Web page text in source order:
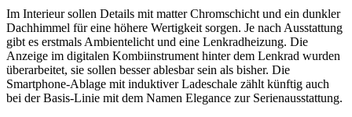
Im Interieur sollen Details mit matter Chromschicht und ein dunkler
Dachhimmel für eine höhere Wertigkeit sorgen. Je nach Ausstattung
gibt es erstmals Ambientelicht und eine Lenkradheizung. Die
Anzeige im digitalen Kombiinstrument hinter dem Lenkrad wurden
überarbeitet, sie sollen besser ablesbar sein als bisher. Die
Smartphone-Ablage mit induktiver Ladeschale zählt künftig auch
bei der Basis-Linie mit dem Namen Elegance zur Serienausstattung.